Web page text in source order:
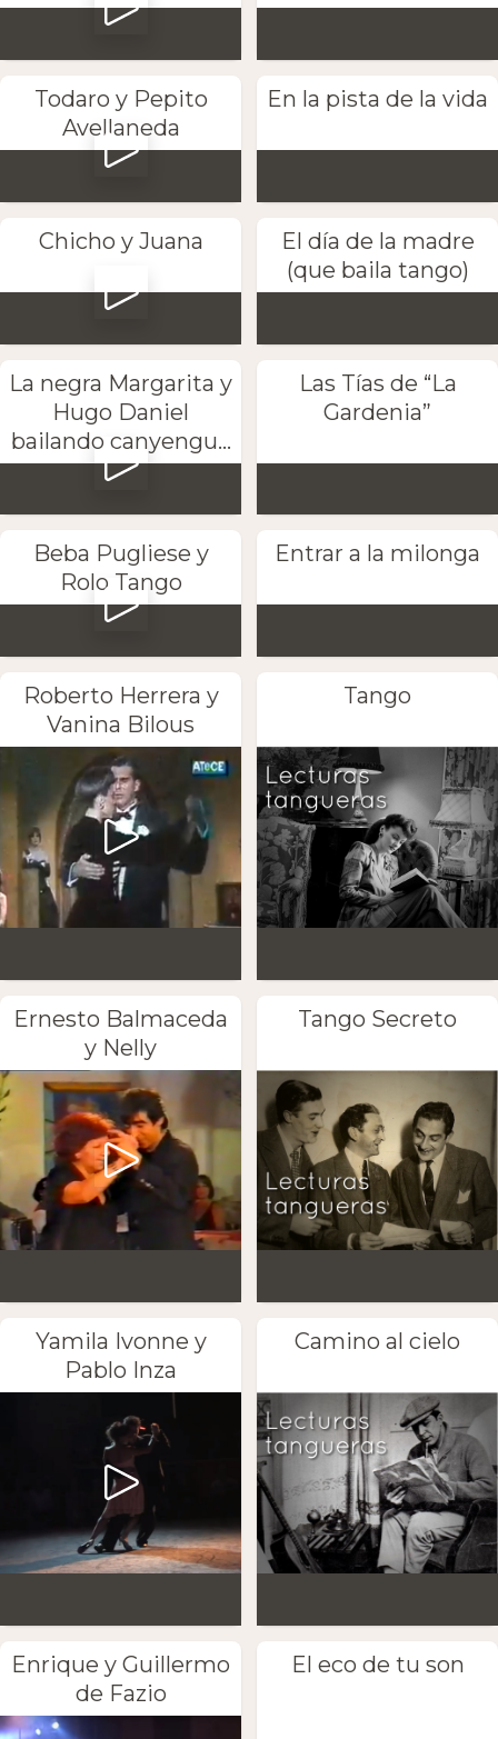
Todaro y Pepito
Avellaneda
En la pista de la vida
Chicho y Juana
El día de la madre
(que baila tango)
La negra Margarita y
Hugo Daniel
bailando canyengu...
Las Tías de “La
Gardenia”
Beba Pugliese y
Rolo Tango
Entrar a la milonga
Roberto Herrera y
Vanina Bilous
Tango
Ernesto Balmaceda
y Nelly
Tango Secreto
Yamila Ivonne y
Pablo Inza
Camino al cielo
Enrique y Guillermo
de Fazio
El eco de tu son